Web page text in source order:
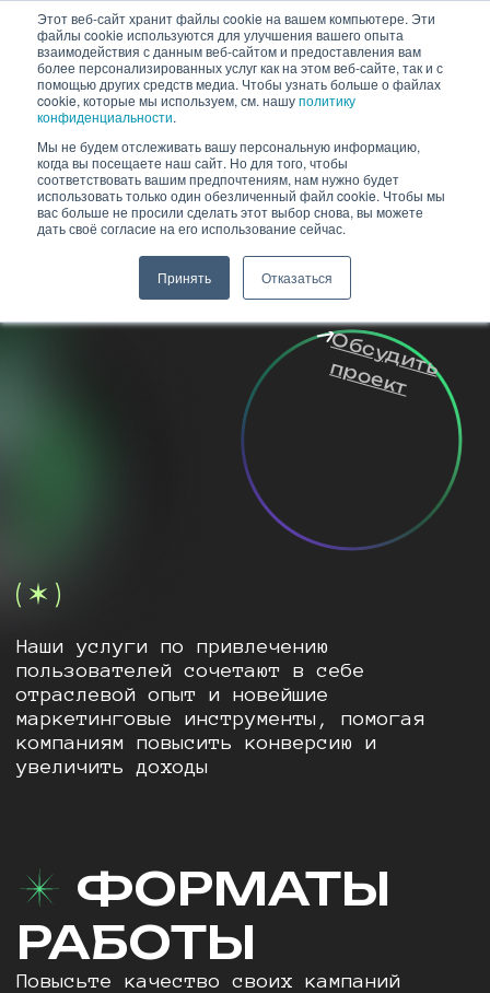
Этот веб-сайт хранит файлы cookie на вашем компьютере. Эти
файлы cookie используются для улучшения вашего опыта
взаимодействия с данным веб-сайтом и предоставления вам
более персонализированных услуг как на этом веб-сайте, так и с
помощью других средств медиа. Чтобы узнать больше о файлах
cookie, которые мы используем, см. нашуполитику
конфиденциальности.
Мы не будем отслеживать вашу персональную информацию,
когда вы посещаете наш сайт. Но для того, чтобы
соответствовать вашим предпочтениям, нам нужно будет
использовать только один обезличенный файл cookie. Чтобы мы
вас больше не просили сделать этот выбор снова, вы можете
дать своё согласие на его использование сейчас.
Принять Отказаться
Skip
content
ПЛАТИТЕ В РУБЛЯХ
И ПОЛУЧИТЕ ДОСТУП
К ИНОСТРАННЫМ
ПЛОЩАДКАМ
Наши услуги по привлечению
пользователей сочетают в себе
отраслевой опыт и новейшие
маркетинговые инструменты, помогая
компаниям повысить конверсию и
увеличить доходы
Обсудить
проект
ФОРМАТЫ
РАБОТЫ
Повысьте качество своих кампаний